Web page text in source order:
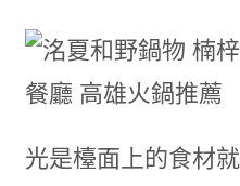
光是檯面上的食材